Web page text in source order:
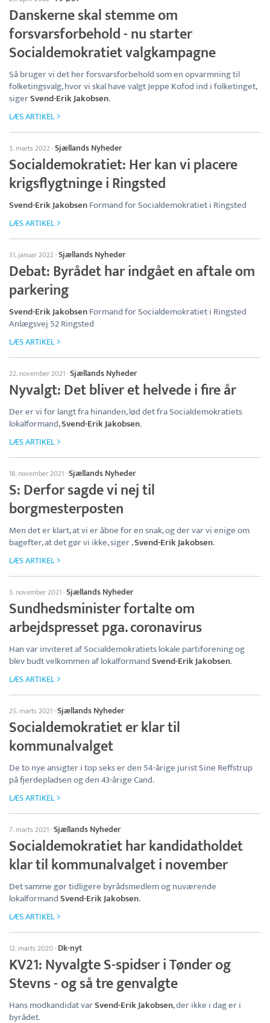
Danskerne skal stemme om
forsvarsforbehold - nu starter
Socialdemokratiet valgkampagne
Så bruger vi det her forsvarsforbehold som en opvarmning til
folketingsvalg, hvor vi skal have valgt Jeppe Kofod ind i folketinget,
sigerSvend-Erik Jakobsen.
LÆS ARTIKEL
3. marts 2022·Sjællands Nyheder
Socialdemokratiet: Her kan vi placere
krigsflygtninge i Ringsted
Svend-Erik JakobsenFormand for Socialdemokratiet i Ringsted
LÆS ARTIKEL
31. januar 2022·Sjællands Nyheder
Debat: Byrådet har indgået en aftale om
parkering
Svend-Erik JakobsenFormand for Socialdemokratiet i Ringsted
Anlægsvej 52 Ringsted
LÆS ARTIKEL
22. november 2021·Sjællands Nyheder
Nyvalgt: Det bliver et helvede i fire år
Der er vi for langt fra hinanden, lød det fra Socialdemokratiets
lokalformand,Svend-Erik Jakobsen.
LÆS ARTIKEL
18. november 2021·Sjællands Nyheder
S: Derfor sagde vi nej til
borgmesterposten
Men det er klart, at vi er åbne for en snak, og der var vi enige om
bagefter, at det gør vi ikke, siger ,Svend-Erik Jakobsen.
LÆS ARTIKEL
3. november 2021·Sjællands Nyheder
Sundhedsminister fortalte om
arbejdspresset pga. coronavirus
Han var inviteret af Socialdemokratiets lokale partiforening og
blev budt velkommen af lokalformandSvend-Erik Jakobsen.
LÆS ARTIKEL
25. marts 2021·Sjællands Nyheder
Socialdemokratiet er klar til
kommunalvalget
De to nye ansigter i top seks er den 54-årige jurist Sine Reffstrup
på fjerdepladsen og den 43-årige Cand.
LÆS ARTIKEL
7. marts 2021·Sjællands Nyheder
Socialdemokratiet har kandidatholdet
klar til kommunalvalget i november
Det samme gør tidligere byrådsmedlem og nuværende
lokalformandSvend-Erik Jakobsen.
LÆS ARTIKEL
12. marts 2020· Dk-nyt
KV21: Nyvalgte S-spidser i Tønder og
Stevns - og så tre genvalgte
Hans modkandidat varSvend-Erik Jakobsen, der ikke i dag er i
byrådet.